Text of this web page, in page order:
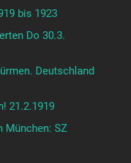
bis 1923
Do 30.3.
Deutschland
21.2.1919
München: SZ